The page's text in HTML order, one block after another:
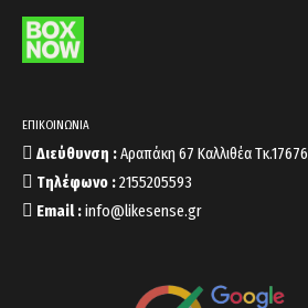
ΕΠΙΚΟΙΝΩΝΙΑ
Διεύθυνση :Αραπάκη 67 Καλλιθέα Τκ.17676
Τηλέφωνο :2155205593
Email :info@likesense.gr